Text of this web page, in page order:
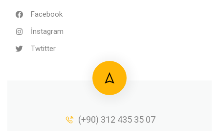
Facebook
İnstagram
Twtitter
(+90) 312 435 35 07